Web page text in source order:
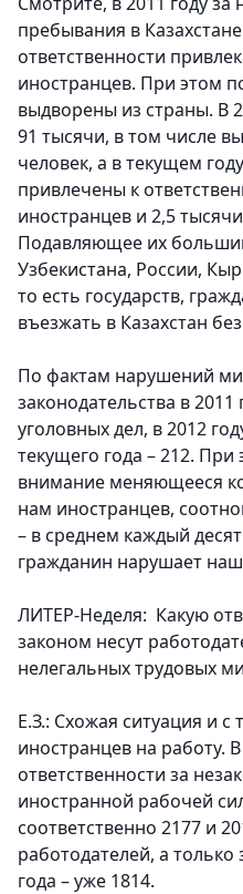
пребывания в
ответственности
иностранцев. При этом
выдворены из страны. В
91 тысячи, в том числе
человек, а в текущем
привлечены к
иностранцев и 2,5
Подавляющее их
Узбекистана, России,
то есть государств,
въезжать в Казахстан
По фактам нарушений
законодательства в
уголовных дел, в 2012
текущего года – 212.
внимание меняющееся
нам иностранцев,
– в среднем каждый
гражданин нарушает
ЛИТЕР-Неделя: Какую
законом несут
нелегальных трудовых
Е.З.: Схожая ситуация и с
иностранцев на работу.
ответственности за
иностранной рабочей
соответственно 2177 и
работодателей, а только
года – уже 1814.